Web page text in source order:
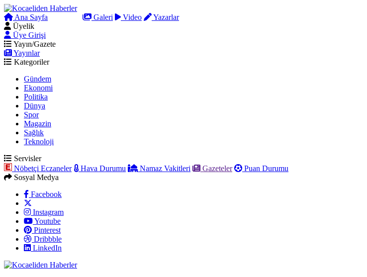
Ana Sayfa Galeri Video
Yazarlar
Üyelik
Üye Girişi
Yayın/Gazete
Yayınlar
Kategoriler
Gündem
Ekonomi
Politika
Dünya
Spor
Magazin
Sağlık
Teknoloji
Servisler
Nöbetçi Eczaneler
Hava Durumu Namaz Vakitleri Gazeteler
Puan Durumu
Sosyal Medya
Facebook
Instagram
Youtube
Pinterest
Dribbble
LinkedIn